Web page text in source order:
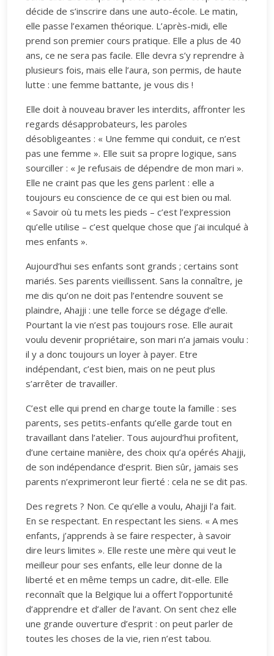
décide de s’inscrire dans une auto-école. Le matin,
elle passe l’examen théorique. L’après-midi, elle
prend son premier cours pratique. Elle a plus de 40
ans, ce ne sera pas facile. Elle devra s’y reprendre à
plusieurs fois, mais elle l’aura, son permis, de haute
lutte : une femme battante, je vous dis !
Elle doit à nouveau braver les interdits, affronter les
regards désapprobateurs, les paroles
désobligeantes : « Une femme qui conduit, ce n’est
pas une femme ». Elle suit sa propre logique, sans
sourciller : « Je refusais de dépendre de mon mari ».
Elle ne craint pas que les gens parlent : elle a
toujours eu conscience de ce qui est bien ou mal.
« Savoir où tu mets les pieds – c’est l’expression
qu’elle utilise – c’est quelque chose que j’ai inculqué à
mes enfants ».
Aujourd’hui ses enfants sont grands ; certains sont
mariés. Ses parents vieillissent. Sans la connaître, je
me dis qu’on ne doit pas l’entendre souvent se
plaindre, Ahajji : une telle force se dégage d’elle.
Pourtant la vie n’est pas toujours rose. Elle aurait
voulu devenir propriétaire, son mari n’a jamais voulu :
il y a donc toujours un loyer à payer. Etre
indépendant, c’est bien, mais on ne peut plus
s’arrêter de travailler.
C’est elle qui prend en charge toute la famille : ses
parents, ses petits-enfants qu’elle garde tout en
travaillant dans l’atelier. Tous aujourd’hui profitent,
d’une certaine manière, des choix qu’a opérés Ahajji,
de son indépendance d’esprit. Bien sûr, jamais ses
parents n’exprimeront leur fierté : cela ne se dit pas.
Des regrets ? Non. Ce qu’elle a voulu, Ahajji l’a fait.
En se respectant. En respectant les siens. « A mes
enfants, j’apprends à se faire respecter, à savoir
dire leurs limites ». Elle reste une mère qui veut le
meilleur pour ses enfants, elle leur donne de la
liberté et en même temps un cadre, dit-elle. Elle
reconnaît que la Belgique lui a offert l’opportunité
d’apprendre et d’aller de l’avant. On sent chez elle
une grande ouverture d’esprit : on peut parler de
toutes les choses de la vie, rien n’est tabou.